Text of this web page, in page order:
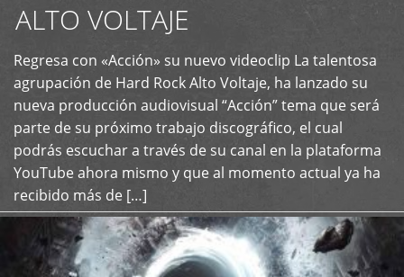
ALTO VOLTAJE
Regresa con «Acción» su nuevo videoclip La talentosa
agrupación de Hard Rock Alto Voltaje, ha lanzado su
nueva producción audiovisual “Acción” tema que será
parte de su próximo trabajo discográfico, el cual
podrás escuchar a través de su canal en la plataforma
YouTube ahora mismo y que al momento actual ya ha
recibido más de […]
+